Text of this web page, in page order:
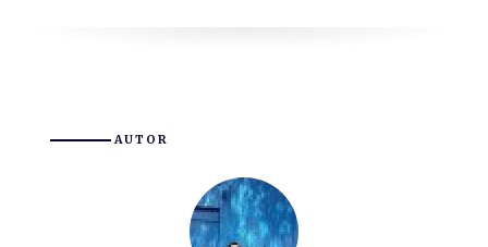
AUTOR